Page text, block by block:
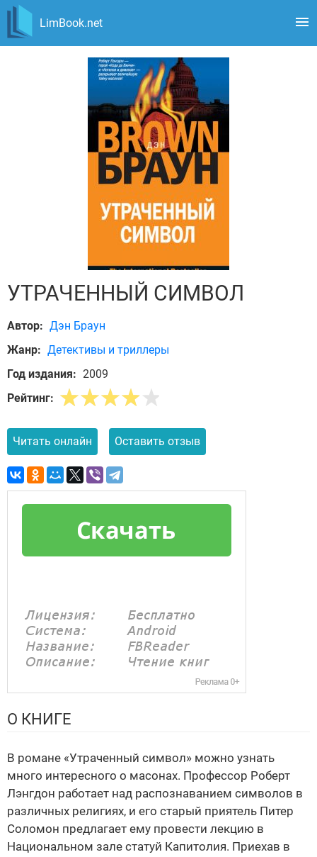
LimBook.net
УТРАЧЕННЫЙ СИМВОЛ
Автор: Дэн Браун
Жанр: Детективы и триллеры
Год издания: 2009
Рейтинг:
Читать онлайн Оставить отзыв
О КНИГЕ
В романе «Утраченный символ» можно узнать
много интересного о масонах. Профессор Роберт
Лэнгдон работает над распознаванием символов в
различных религиях, и его старый приятель Питер
Соломон предлагает ему провести лекцию в
Национальном зале статуй Капитолия. Приехав в